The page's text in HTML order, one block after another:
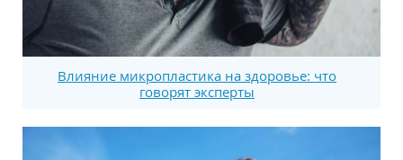
Влияние микропластика на здоровье: что
говорят эксперты